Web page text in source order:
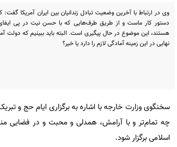
وی در ارتباط با آخرین وضعیت تبادل زندانیان بین ایران آمریکا
دستور کار ماست و از طریق طرف‌هایی که با حسن نیت در پی
هستند، این موضوع در حال پیگیری است. البته باید ببینیم که دولت
نهایی در این زمینه آمادگی لازم را دارد یا خیر؟
سخنگوی وزارت خارجه با اشاره به برگزاری ایام حج و
چه تمام‌تر و با آرامش، همدلی و محبت و در فضایی
اسلامی برگزار شود.